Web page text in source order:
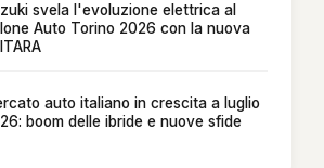
svela l'evoluzione elettrica al
Auto Torino 2026 con la nuova
auto italiano in crescita a luglio
boom delle ibride e nuove sfide